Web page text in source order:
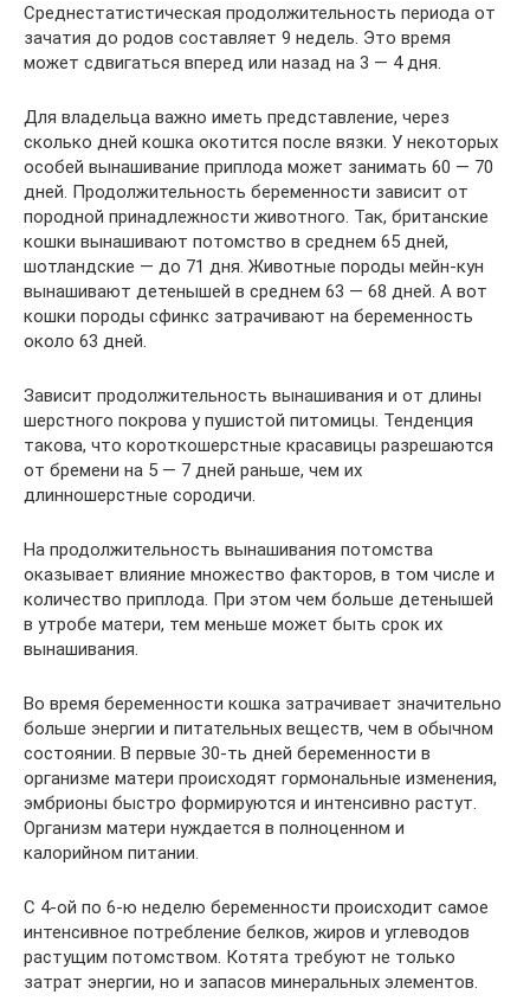
Среднестатистическая продолжительность периода от
зачатия до родов составляет 9 недель. Это время
может сдвигаться вперед или назад на 3 — 4 дня.
Для владельца важно иметь представление, через
сколько дней кошка окотится после вязки. У некоторых
особей вынашивание приплода может занимать 60 — 70
дней. Продолжительность беременности зависит от
породной принадлежности животного. Так, британские
кошки вынашивают потомство в среднем 65 дней,
шотландские — до 71 дня. Животные породы мейн-кун
вынашивают детенышей в среднем 63 — 68 дней. А вот
кошки породы сфинкс затрачивают на беременность
около 63 дней.
Зависит продолжительность вынашивания и от длины
шерстного покрова у пушистой питомицы. Тенденция
такова, что короткошерстные красавицы разрешаются
от бремени на 5 — 7 дней раньше, чем их
длинношерстные сородичи.
На продолжительность вынашивания потомства
оказывает влияние множество факторов, в том числе и
количество приплода. При этом чем больше детенышей
в утробе матери, тем меньше может быть срок их
вынашивания.
Во время беременности кошка затрачивает значительно
больше энергии и питательных веществ, чем в обычном
состоянии. В первые 30-ть дней беременности в
организме матери происходят гормональные изменения,
эмбрионы быстро формируются и интенсивно растут.
Организм матери нуждается в полноценном и
калорийном питании.
С 4-ой по 6-ю неделю беременности происходит самое
интенсивное потребление белков, жиров и углеводов
растущим потомством. Котята требуют не только
затрат энергии, но и запасов минеральных элементов.